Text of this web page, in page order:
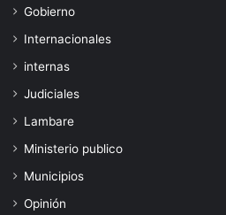
Gobierno
Internacionales
internas
Judiciales
Lambare
Ministerio publico
Municipios
Opinión